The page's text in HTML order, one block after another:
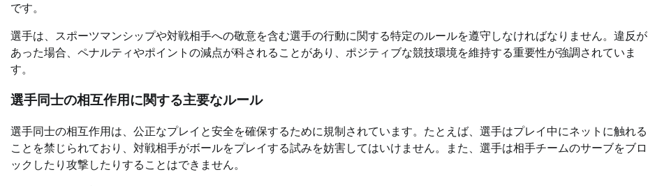
です。
選手は、スポーツマンシップや対戦相手への敬意を含む選手の行動に関する特定のルールを遵守しなければなりません。違反が
あった場合、ペナルティやポイントの減点が科されることがあり、ポジティブな競技環境を維持する重要性が強調されていま
す。
選手同士の相互作用に関する主要なルール
選手同士の相互作用は、公正なプレイと安全を確保するために規制されています。たとえば、選手はプレイ中にネットに触れる
ことを禁じられており、対戦相手がボールをプレイする試みを妨害してはいけません。また、選手は相手チームのサーブをブロ
ックしたり攻撃したりすることはできません。